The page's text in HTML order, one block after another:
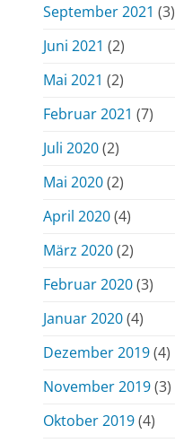
September 2021 (3)
Juni 2021 (2)
Mai 2021 (2)
Februar 2021 (7)
Juli 2020(2)
Mai 2020(2)
April 2020(4)
März 2020(2)
Februar 2020(3)
Januar 2020(4)
Dezember 2019(4)
November 2019(3)
Oktober 2019(4)